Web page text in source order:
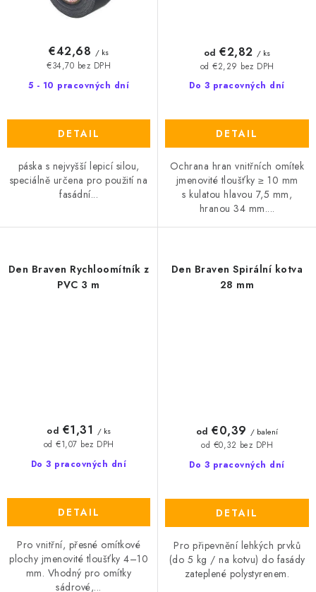
5 - 10 pracovných dní
€34,70 bez DPH
€42,68 / ks
DETAIL
páska s nejvyšší lepicí silou,
speciálně určena pro použití na
fasádní...
Do 3 pracovných dní
od €2,29 bez DPH
od €2,82 / ks
DETAIL
Ochrana hran vnitřních omítek
jmenovité tloušťky ≥ 10 mm
s kulatou hlavou 7,5 mm,
hranou 34 mm....
Den Braven Rychloomítník z
PVC 3 m
Do 3 pracovných dní
od €1,07 bez DPH
od €1,31 / ks
DETAIL
Pro vnitřní, přesné omítkové
plochy jmenovité tloušťky 4–10
mm. Vhodný pro omítky
sádrové,...
Den Braven Spirální kotva
28 mm
Do 3 pracovných dní
od €0,32 bez DPH
od €0,39 / balení
DETAIL
Pro připevnění lehkých prvků
(do 5 kg / na kotvu) do fasády
zateplené polystyrenem.